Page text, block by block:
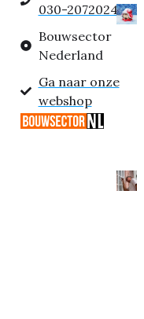
030-2072024
Bouwsector
Nederland
Ga naar onze
webshop